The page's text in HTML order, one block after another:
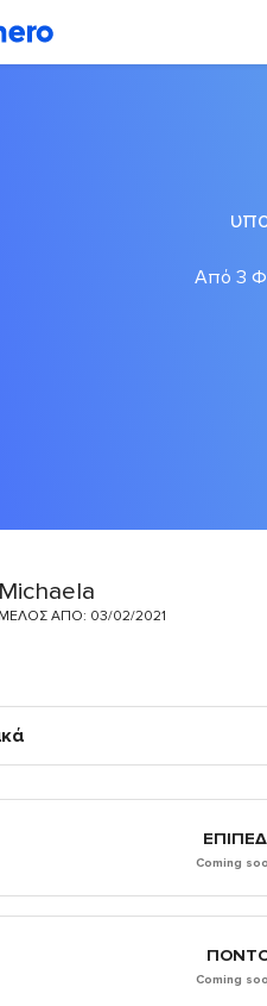
Από 3
Michaela
ΜΈΛΟΣ ΑΠΌ: 03/02/2021
Coming
Coming